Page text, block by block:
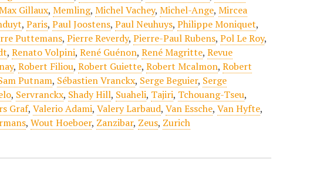
Gillaux,Memling,Michel Vachey,Michel-Ange,Mircea
,Paris,Paul Joostens,Paul Neuhuys,Philippe Moniquet,
Puttemans,Pierre Reverdy,Pierre-Paul Rubens,Pol Le Roy,
,Renato Volpini,René Guénon,René Magritte,Revue
,Robert Filiou,Robert Guiette,Robert Mcalmon,Robert
Putnam, Sébastien Vranckx, Serge Beguier, Serge
, Servranckx, Shady Hill, Suaheli, Tajiri, Tchouang-Tseu,
Graf,Valerio Adami,Valery Larbaud,Van Essche,Van Hyfte,
,Wout Hoeboer, Zanzibar, Zeus, Zurich